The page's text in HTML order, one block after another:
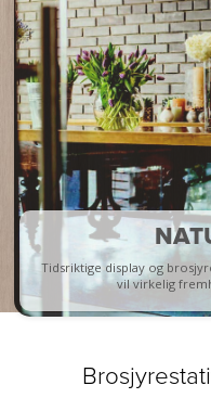
Tidsriktige display og
vil virkelig